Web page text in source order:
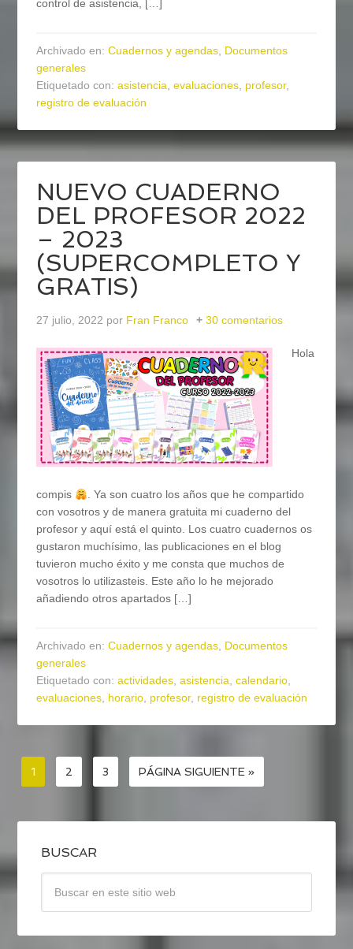
control de asistencia, […]
Archivado en:Cuadernos y agendas, Documentos
generales
Etiquetado con:asistencia,evaluaciones, profesor,
registro de evaluación
NUEVO CUADERNO
DEL PROFESOR 2022
– 2023
(SUPERCOMPLETO Y
GRATIS)
27 julio, 2022 por Fran Franco 30 comentarios
Hola
compis
. Ya son cuatro los años que he compartido
con vosotros y de manera gratuita mi cuaderno del
profesor y aquí está el quinto. Los cuatro cuadernos os
gustaron muchísimo, las publicaciones en el blog
tuvieron mucho éxito y me consta que muchos de
vosotros lo utilizasteis. Este año lo he mejorado
añadiendo otros apartados […]
Archivado en:Cuadernos y agendas, Documentos
generales
Etiquetado con:actividades,asistencia,calendario,
evaluaciones, horario, profesor, registro de evaluación
1 2 3 PÁGINA SIGUIENTE »
BUSCAR